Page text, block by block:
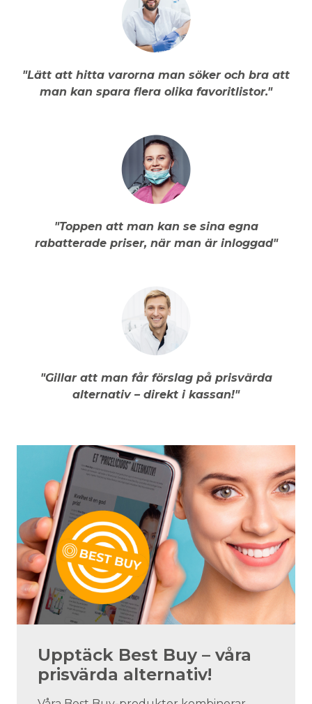
"Lätt att hitta varorna man söker och bra att
man kan spara flera olika favoritlistor."
"Toppen att man kan se sina egna
rabatterade priser, när man är inloggad"
"Gillar att man får förslag på prisvärda
alternativ – direkt i kassan!"
Upptäck Best Buy – våra
prisvärda alternativ!